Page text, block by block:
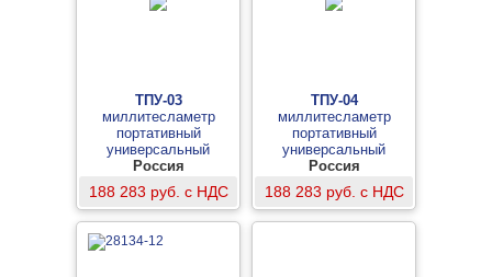
ТПУ-03
миллитесламетр
портативный
универсальный
Россия
188 283 руб. с НДС
ТПУ-04
миллитесламетр
портативный
универсальный
Россия
188 283 руб. с НДС